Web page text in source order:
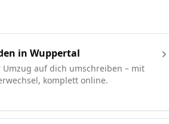
in Wuppertal
Umzug auf dich umschreiben – mit
komplett online.